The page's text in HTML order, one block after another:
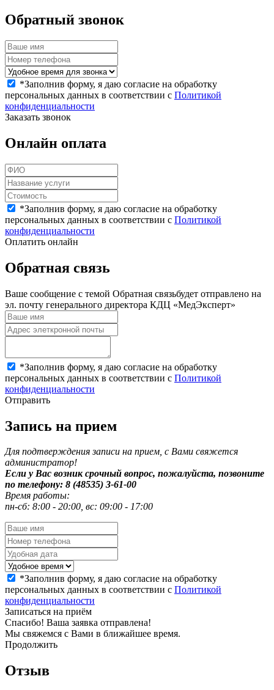
Обратный звонок
*Заполнив форму, я даю согласие на обработку
персональных данных в соответствии с Политикой
конфиденциальности
Заказать звонок
Онлайн оплата
*Заполнив форму, я даю согласие на обработку
персональных данных в соответствии с Политикой
конфиденциальности
Оплатить онлайн
Обратная связь
Ваше сообщение с темой Обратная связьбудет отправлено на
эл. почту генерального директора КДЦ «МедЭксперт»
*Заполнив форму, я даю согласие на обработку
персональных данных в соответствии с Политикой
конфиденциальности
Отправить
Запись на прием
Для подтверждения записи на прием, с Вами свяжется
администратор!
Если у Вас возник срочный вопрос, пожалуйста, позвоните
по телефону: 8 (48535) 3-61-00
Время работы:
пн-сб: 8:00 - 20:00, вс: 09:00 - 17:00
*Заполнив форму, я даю согласие на обработку
персональных данных в соответствии с Политикой
конфиденциальности
Записаться на приём
Спасибо! Ваша заявка отправлена!
Мы свяжемся с Вами в ближайшее время.
Продолжить
Отзыв